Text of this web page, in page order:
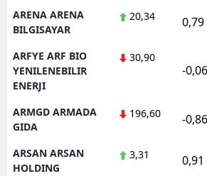
ARENA ARENA
BILGISAYAR
20,34 0,79
ARFYE ARF BIO
YENILENEBILIR
ENERJI
30,90
-0,06
ARMGD ARMADA
GIDA
196,60 -0,86
ARSAN ARSAN
HOLDING
3,31 0,91